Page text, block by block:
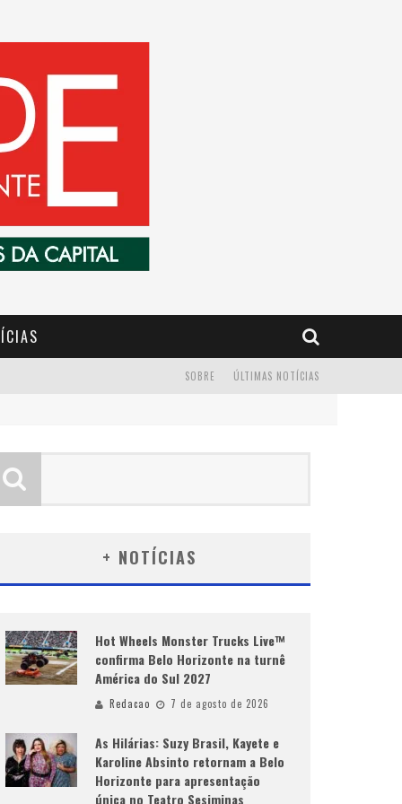
ÚLTIMAS NOTÍCIAS
SOBRE
+ NOTÍCIAS
Hot Wheels Monster Trucks Live™
confirma Belo Horizonte na turnê
América do Sul 2027
Redacao 7 de agosto de 2026
As Hilárias: Suzy Brasil, Kayete e
Karoline Absinto retornam a Belo
Horizonte para apresentação
única no Teatro Sesiminas